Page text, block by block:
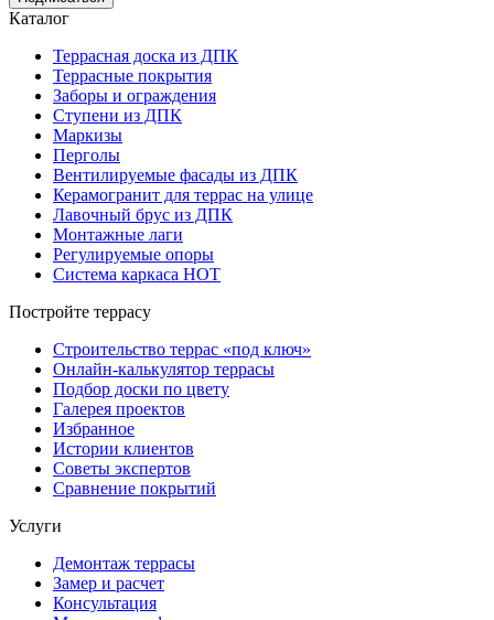
Каталог
Террасная доска из ДПК
Террасные покрытия
Заборы и ограждения
Ступени из ДПК
Маркизы
Перголы
Вентилируемые фасады из ДПК
Керамогранит для террас на улице
Лавочный брус из ДПК
Монтажные лаги
Регулируемые опоры
Система каркаса НОТ
Постройте террасу
Строительство террас «под ключ»
Онлайн-калькулятор террасы
Подбор доски по цвету
Галерея проектов
Избранное
Истории клиентов
Советы экспертов
Сравнение покрытий
Услуги
Демонтаж террасы
Замер и расчет
Консультация